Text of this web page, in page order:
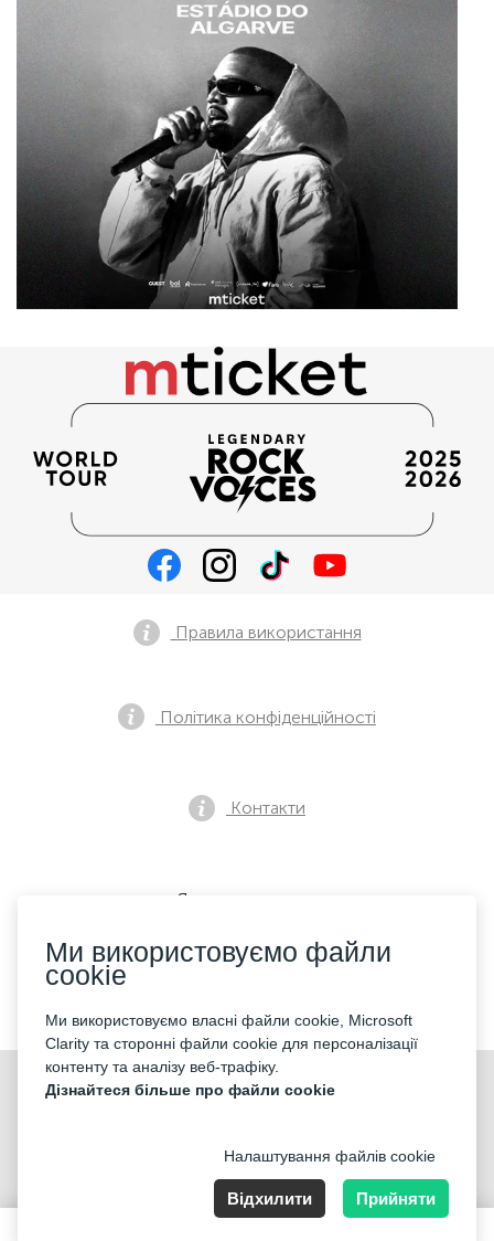
©2026 «Mticket Sp. z o.o.» Всі права захищені
Правила використання
Політика конфіденційності
Контакти
Як купити квиток
Ми використовуємо файли
cookie
Ми використовуємо власні файли cookie, Microsoft
Clarity та сторонні файли cookie для персоналізації
контенту та аналізу веб-трафіку.
Дізнайтеся більше про файли cookie
Налаштування файлів cookie
Відхилити Прийняти